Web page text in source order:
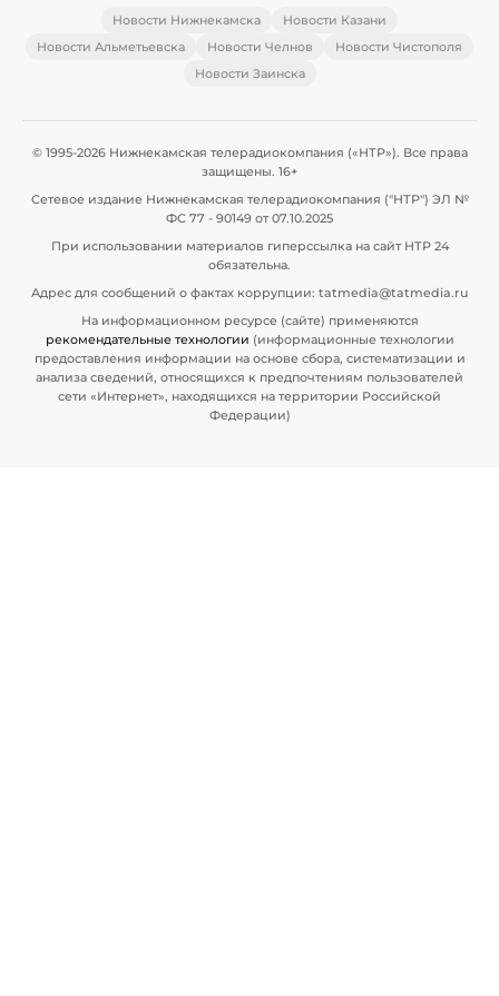
Новости Нижнекамска
Новости Казани
Новости Альметьевска
Новости Челнов
Новости Чистополя
Новости Заинска
© 1995-2026 Нижнекамская телерадиокомпания («НТР»). Все права
защищены. 16+
Сетевое издание Нижнекамская телерадиокомпания ("НТР") ЭЛ №
ФС 77 - 90149 от 07.10.2025
При использовании материалов гиперссылка на сайт НТР 24
обязательна.
Адрес для сообщений о фактах коррупции: tatmedia@tatmedia.ru
На информационном ресурсе (сайте) применяются
рекомендательные технологии (информационные технологии
предоставления информации на основе сбора, систематизации и
анализа сведений, относящихся к предпочтениям пользователей
сети «Интернет», находящихся на территории Российской
Федерации)